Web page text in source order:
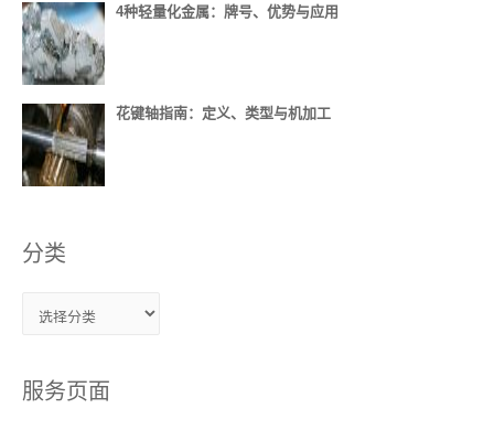
4种轻量化金属：牌号、优势与应用
花键轴指南：定义、类型与机加工
分类
服务页面